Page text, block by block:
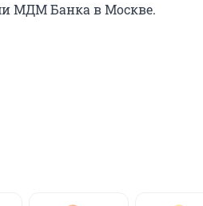
МДМ Банка в Москве.